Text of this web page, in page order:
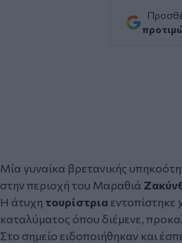
Μία γυναίκα βρετανικής
στην περιοχή του Μαραθιά
Η άτυχη τουρίστρια εντοπίστηκε
καταλύματος όπου διέμενε,
Στο σημείο ειδοποιήθηκαν και